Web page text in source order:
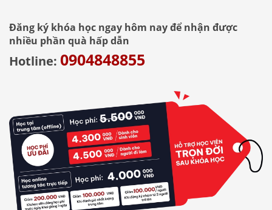
Đăng ký khóa học ngay hôm nay để nhận được
nhiều phần quà hấp dẫn
Hotline: 0904848855